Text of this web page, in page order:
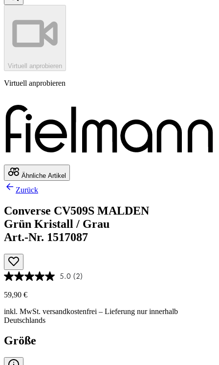
Virtuell anprobieren
Virtuell anprobieren
Ähnliche Artikel
Zurück
Converse CV509S MALDEN
Grün Kristall / Grau
Art.-Nr. 1517087
5.0 (2)
59,90 €
inkl. MwSt. versandkostenfrei – Lieferung nur innerhalb
Deutschlands
Größe